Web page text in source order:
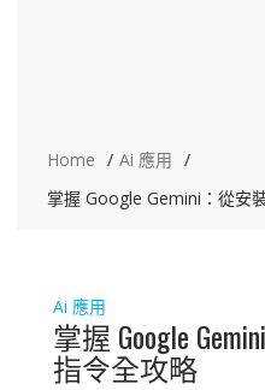
Home
Ai 應用
掌握 Google Gemini：從安
Ai 應用
掌握 Google
指令全攻略